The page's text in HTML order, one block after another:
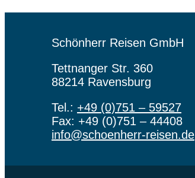
Schönherr Reisen GmbH
Tettnanger Str. 360
88214 Ravensburg
Tel.: +49 (0)751 – 59527
Fax: +49 (0)751 – 44408
info@schoenherr-reisen.de